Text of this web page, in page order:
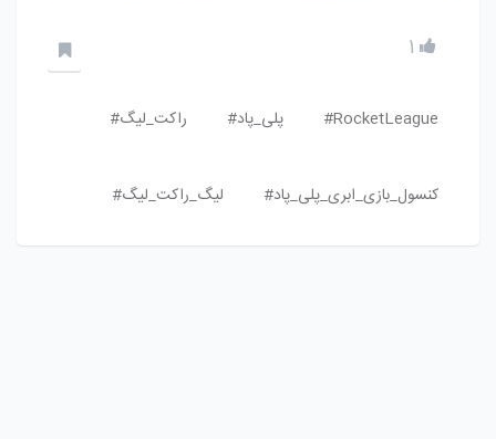
1
RocketLeague# پلی_پاد# راکت_لیگ#
کنسول_بازی_ابری_پلی_پاد# لیگ_راکت_لیگ#